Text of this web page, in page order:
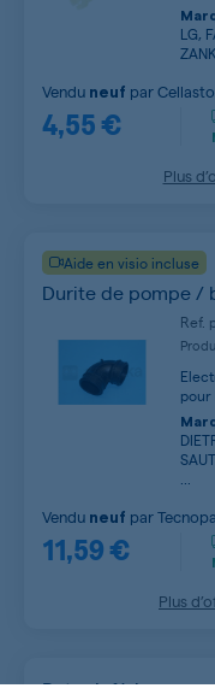
LG,
4,55 €
Vendu neuf par
Plus
Aide en visio incluse
Durite de pompe /
Ref.
pour
11,59 €
Vendu neuf par
Plus
Rotor inférieur